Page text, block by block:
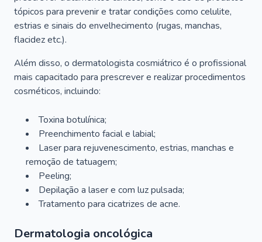
tópicos para prevenir e tratar condições como celulite,
estrias e sinais do envelhecimento (rugas, manchas,
flacidez etc.).
Além disso, o dermatologista cosmiátrico é o profissional
mais capacitado para prescrever e realizar procedimentos
cosméticos, incluindo:
Toxina botulínica;
Preenchimento facial e labial;
Laser para rejuvenescimento, estrias, manchas e
remoção de tatuagem;
Peeling;
Depilação a laser e com luz pulsada;
Tratamento para cicatrizes de acne.
Dermatologia oncológica